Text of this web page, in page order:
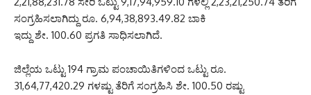
ಸಂಗ್ರಹಿಸಲಾಗಿದ್ದು ರೂ. 6,94,38,893.49.82 ಬಾಕಿ
ಇದ್ದು ಶೇ. 100.60 ಪ್ರಗತಿ ಸಾಧಿಸಲಾಗಿದೆ.
ಜಿಲ್ಲೆಯ ಒಟ್ಟು 194 ಗ್ರಾಮ ಪಂಚಾಯಿತಿಗಳಿಂದ ಒಟ್ಟು ರೂ.
31,64,77,420.29 ಗಳಷ್ಟು ತೆರಿಗೆ ಸಂಗ್ರಹಿಸಿ ಶೇ. 100.50 ರಷ್ಟು